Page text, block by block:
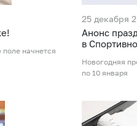
начнется
25 декабря
Анонс
в
Новогодняя
по 10 января